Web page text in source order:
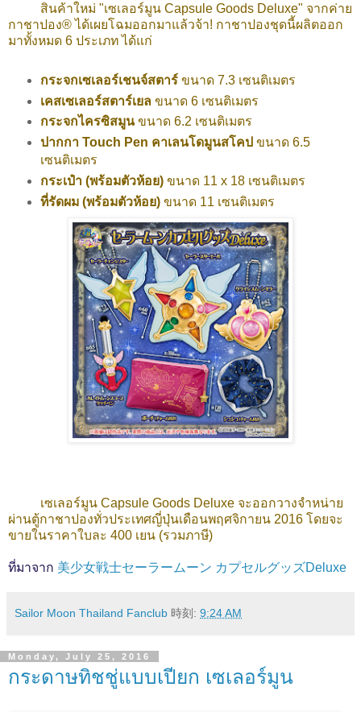
สินค้าใหม่ "เซเลอร์มูน Capsule Goods Deluxe" จากค่าย
กาชาปอง® ได้เผยโฉมออกมาแล้วจ้า! กาชาปองชุดนี้ผลิตออก
มาทั้งหมด 6 ประเภท ได้แก่
กระจกเซเลอร์เชนจ์สตาร์ขนาด 7.3 เซนติเมตร
เคสเซเลอร์สตาร์เยล ขนาด 6 เซนติเมตร
กระจกไครซิสมูนขนาด 6.2 เซนติเมตร
ปากกา Touch Pen คาเลนโดมูนสโคป ขนาด 6.5
เซนติเมตร
กระเป๋า (พร้อมตัวห้อย) ขนาด 11 x 18 เซนติเมตร
ที่รัดผม (พร้อมตัวห้อย)ขนาด 11 เซนติเมตร
เซเลอร์มูน Capsule Goods Deluxe จะออกวางจำหน่าย
ผ่านตู้กาชาปองทั่วประเทศญี่ปุ่นเดือนพฤศจิกายน 2016 โดยจะ
ขายในราคาใบละ 400 เยน (รวมภาษี)
ที่มาจาก 美少女戦士セーラームーン カプセルグッズDeluxe
Sailor Moon Thailand Fanclub 時刻: 9:24 AM
Monday, July 25, 2016
กระดาษทิชชู่แบบเปียก เซเลอร์มูน